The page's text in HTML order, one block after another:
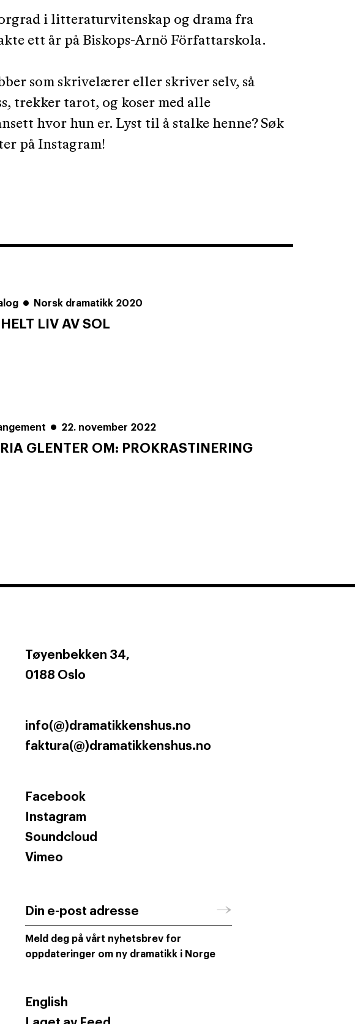
i litteraturvitenskap og drama fra
ett år på Biskops-Arnö Författarskola.
som skrivelærer eller skriver selv, så
trekker tarot, og koser med alle
hvor hun er. Lyst til å stalke henne? Søk
på Instagram!
Norsk dramatikk 2020
HELT LIV AV SOL
22. november 2022
GLENTER OM: PROKRASTINERING
Tøyenbekken 34,
0188 Oslo
info(@)dramatikkenshus.no
faktura(@)dramatikkenshus.no
Facebook
Instagram
Soundcloud
Vimeo
Din e-post adresse →
Meld deg på vårt nyhetsbrev for
oppdateringer om ny dramatikk i Norge
English